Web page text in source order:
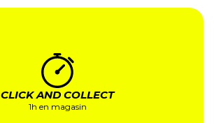
CLICK AND COLLECT
1h en magasin